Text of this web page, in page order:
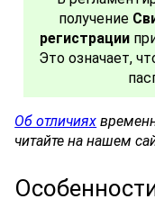
получение
регистрации
Это означает,
Об отличиях
читайте на нашем